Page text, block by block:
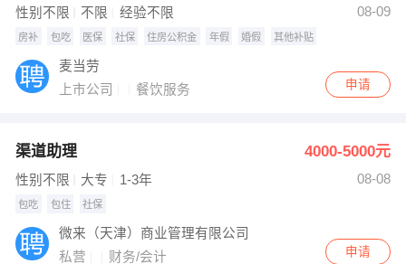
性别不限 不限 经验不限 08-09
房补 包吃 医保 社保 住房公积金 年假 婚假 其他补贴
麦当劳
上市公司
餐饮服务 申请
渠道助理 4000-5000元
性别不限 大专 1-3年 08-08
包吃 包住 社保
微来（天津）商业管理有限公司
私营
财务/会计 申请